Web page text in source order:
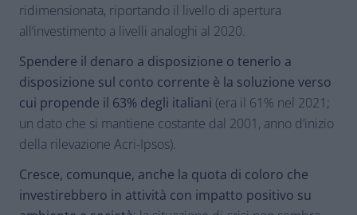
ridimensionata, riportando il livello di apertura
all’investimento a livelli analoghi al 2020.
Spendere il denaro a disposizione o tenerlo a
disposizione sul conto corrente è la soluzione verso
cui propende il 63% degli italiani (era il 61% nel 2021;
un dato che si mantiene costante dal 2001, anno d’inizio
della rilevazione Acri-Ipsos).
Cresce, comunque, anche la quota di coloro che
investirebbero in attività con impatto positivo su